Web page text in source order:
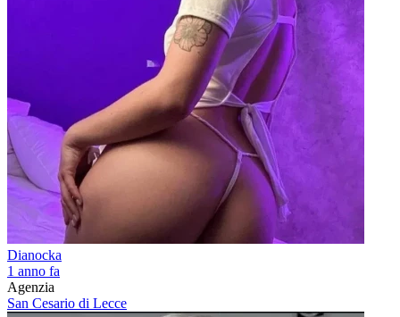
Dianocka
1 anno fa
Agenzia
San Cesario di Lecce